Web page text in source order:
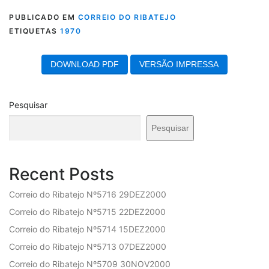
PUBLICADO EM CORREIO DO RIBATEJO
ETIQUETAS 1970
DOWNLOAD PDF VERSÃO IMPRESSA
Pesquisar
Pesquisar
Recent Posts
Correio do Ribatejo Nº5716 29DEZ2000
Correio do Ribatejo Nº5715 22DEZ2000
Correio do Ribatejo Nº5714 15DEZ2000
Correio do Ribatejo Nº5713 07DEZ2000
Correio do Ribatejo Nº5709 30NOV2000